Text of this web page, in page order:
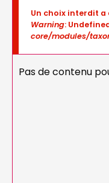
Message
d'erreur
Un choix interdit
Warning:
core/modules/
Pas de contenu